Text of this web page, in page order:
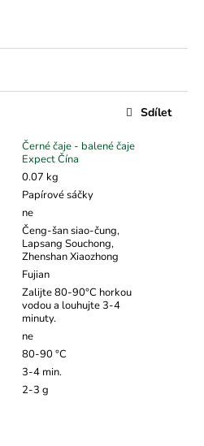
Černé čaje - balené čaje
Expect Čína
0.07 kg
Papírové sáčky
ne
Čeng-šan siao-čung,
Lapsang Souchong,
Zhenshan Xiaozhong
Fujian
Zalijte 80-90°C horkou
vodou a louhujte 3-4
minuty.
ne
80-90 °C
3-4 min.
2-3 g
Sdílet